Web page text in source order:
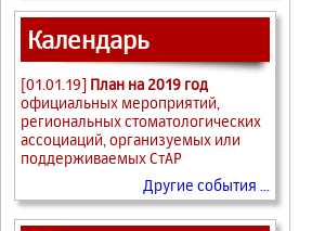
Календарь
[01.01.19] План на 2019 год
официальных мероприятий,
региональных стоматологических
ассоциаций, организуемых или
поддерживаемых СтАР
Другие события ...